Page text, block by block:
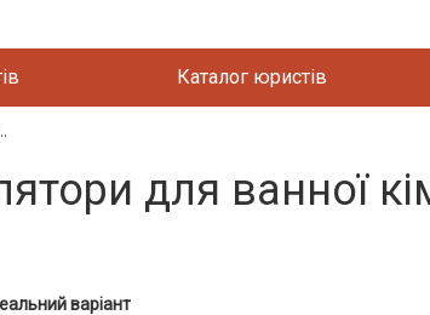
Каталог юристів
для ванної
варіант